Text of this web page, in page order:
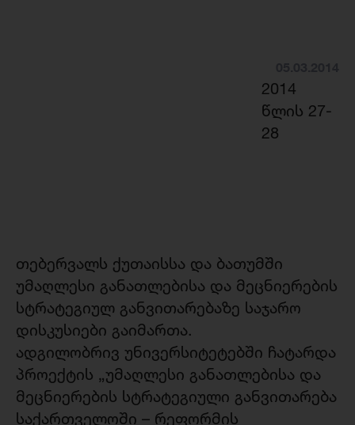
2014
წლის 27-
28
თებერვალს ქუთაისსა და ბათუმში
უმაღლესი განათლებისა და მეცნიერების
სტრატეგიულ განვითარებაზე საჯარო
დისკუსიები გაიმართა.
ადგილობრივ უნივერსიტეტებში ჩატარდა
პროექტის „უმაღლესი განათლებისა და
მეცნიერების სტრატეგიული განვითარება
საქართველოში – რეფორმის